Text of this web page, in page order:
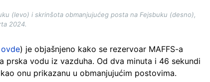
(levo) i skrinšota obmanjujućeg posta na Fejsbuku (desno),
2024.
ovde) je objašnjeno kako se rezervoar MAFFS-a
prska vodu iz vazduha. Od dva minuta i 46 sekundi
onu prikazanu u obmanjujućim postovima.